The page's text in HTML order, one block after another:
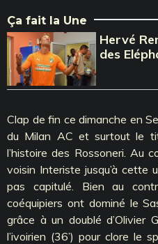
Ça fait la Une
Hervé
des
Clap de fin ce dimanche en
du Milan AC et surtout le
l’histoire des Rossoneri. Au
voisin Interiste jusqu’à cette
pas capitulé. Bien au
coéquipiers ont dominé le
grâce à un doublé d’Olivier
l’ivoirien (36’) pour clore le